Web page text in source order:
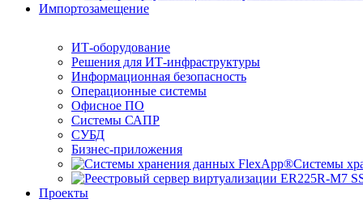
Импортозамещение
ИТ-оборудование
Решения для ИТ-инфраструктуры
Информационная безопасность
Операционные системы
Офисное ПО
Системы САПР
СУБД
Бизнес-приложения
Системы
Проекты